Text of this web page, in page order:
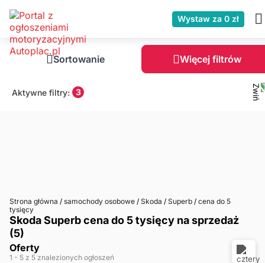
Wystaw za 0 zł
Sortowanie Więcej filtrów
Aktywne filtry: 3
Strona główna / samochody osobowe / Skoda / Superb / cena do 5
tysięcy
Skoda Superb cena do 5 tysięcy na sprzedaż
(5)
Oferty
1 - 5 z 5 znalezionych ogłoszeń